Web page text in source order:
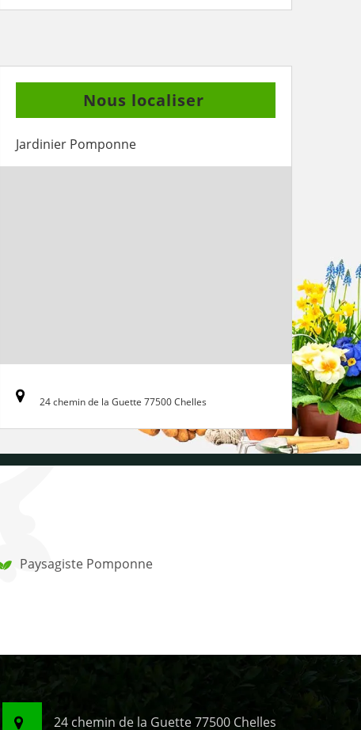
Nous localiser
Jardinier Pomponne
24 chemin de la Guette 77500 Chelles
Paysagiste Pomponne
24 chemin de la Guette 77500 Chelles